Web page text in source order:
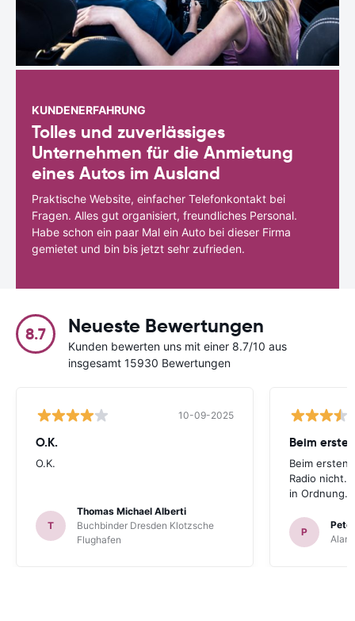
KUNDENERFAHRUNG
Tolles und zuverlässiges
Unternehmen für die Anmietung
eines Autos im Ausland
Praktische Website, einfacher Telefonkontakt bei
Fragen. Alles gut organisiert, freundliches Personal.
Habe schon ein paar Mal ein Auto bei dieser Firma
gemietet und bin bis jetzt sehr zufrieden.
8.7 Neueste Bewertungen
Kunden bewerten uns mit einer 8.7/10 aus
insgesamt 15930 Bewertungen
10-09-2025
O.K.
O.K.
T
Thomas Michael Alberti
Buchbinder Dresden Klotzsche
Flughafen
Beim
Beim ersten
Radio nicht.
in Ordnung.
P